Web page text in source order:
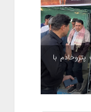
با